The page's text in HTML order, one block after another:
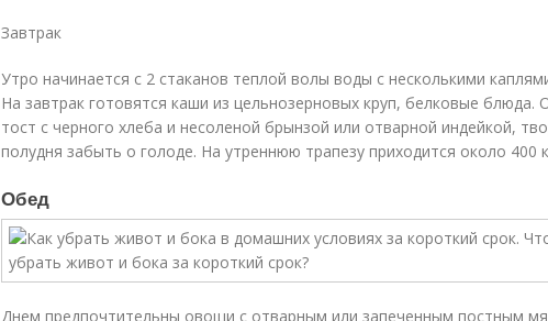
Завтрак
Утро начинается с 2 стаканов теплой волы воды с несколькими
На завтрак готовятся каши из цельнозерновых круп, белковые блюда.
тост с черного хлеба и несоленой брынзой или отварной индейкой,
полудня забыть о голоде. На утреннюю трапезу приходится около 400
Обед
Днем предпочтительны овощи с отварным или запеченным постным